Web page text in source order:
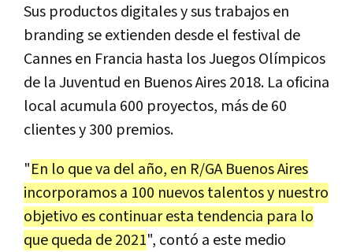
Sus productos digitales y sus trabajos en
branding se extienden desde el festival de
Cannes en Francia hasta los Juegos Olímpicos
de la Juventud en Buenos Aires 2018. La oficina
local acumula 600 proyectos, más de 60
clientes y 300 premios.
"En lo que va del año, en R/GA Buenos Aires
incorporamos a 100 nuevos talentos y nuestro
objetivo es continuar esta tendencia para lo
que queda de 2021", contó a este medio